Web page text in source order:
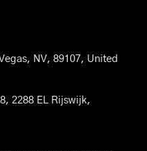
NV, 89107, United
2288 EL Rijswijk,